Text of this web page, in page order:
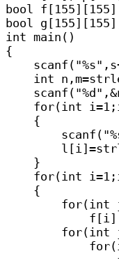
bool
bool
int main()
{
int
for(int
    {
    }
for(int
    {
for(int
for(int